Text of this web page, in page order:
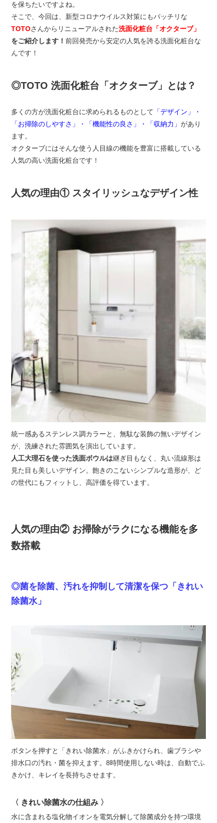
を保ちたいですよね。
そこで、今回は、新型コロナウイルス対策にもバッチリな
TOTOさんからリニューアルされた洗面化粧台「オクターブ」
をご紹介します！前回発売から安定の人気を誇る洗面化粧台な
んです！
◎TOTO 洗面化粧台「オクターブ」とは？
多くの方が洗面化粧台に求められるものとして 「デザイン」・
「お掃除のしやすさ」・「機能性の良さ」・「収納力」があり
ます。
オクターブにはそんな使う人目線の機能を豊富に搭載している
人気の高い洗面化粧台です！
人気の理由① スタイリッシュなデザイン性
統一感あるステンレス調カラーと、無駄な装飾の無いデザイン
が、洗練された雰囲気を演出しています。
人工大理石を使った洗面ボウルは継ぎ目もなく、丸い流線形は
見た目も美しいデザイン。飽きのこないシンプルな造形が、ど
の世代にもフィットし、高評価を得ています。
人気の理由② お掃除がラクになる機能を多
数搭載
◎菌を除菌、汚れを抑制して清潔を保つ「きれい
除菌水」
ボタンを押すと「きれい除菌水」がふきかけられ、歯ブラシや
排水口の汚れ・菌を抑えます。8時間使用しない時は、自動でふ
きかけ、キレイを長持ちさせます。
〈 きれい除菌水の仕組み 〉
水に含まれる塩化物イオンを電気分解して除菌成分を持つ環境